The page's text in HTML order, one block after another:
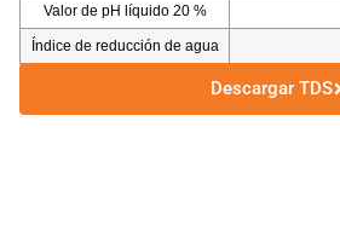
Valor de pH líquido 20 %
Índice de reducción de agua
Descargar TDS